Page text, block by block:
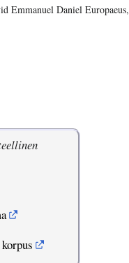
Emmanuel Daniel Europaeus,